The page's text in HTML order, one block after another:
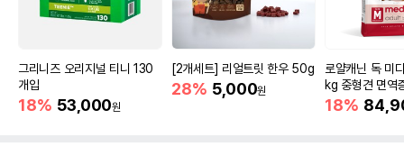
그리니즈 오리지널 티니 130
개입
18% 53,000원
[2개세트] 리얼트릿 한우 50g
28% 5,000원
로얄캐닌 독 미
kg 중형견 면역
18%